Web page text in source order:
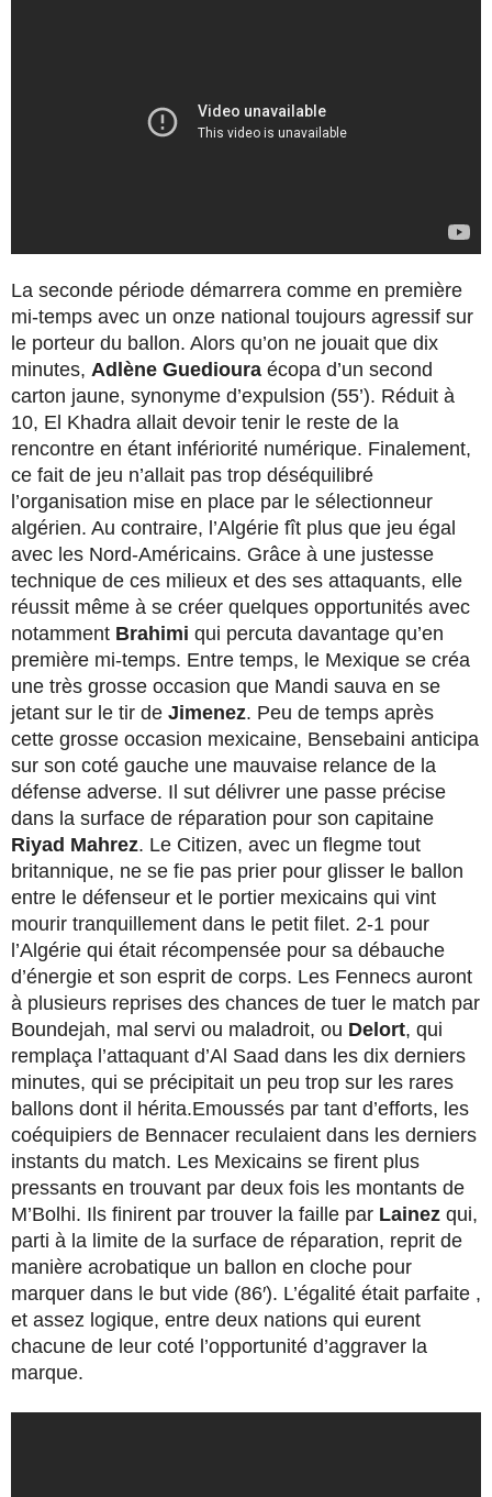
La seconde période démarrera comme en première
mi-temps avec un onze national toujours agressif sur
le porteur du ballon. Alors qu’on ne jouait que dix
minutes, Adlène Guedioura écopa d’un second
carton jaune, synonyme d’expulsion (55’). Réduit à
10, El Khadra allait devoir tenir le reste de la
rencontre en étant infériorité numérique. Finalement,
ce fait de jeu n’allait pas trop déséquilibré
l’organisation mise en place par le sélectionneur
algérien. Au contraire, l’Algérie fît plus que jeu égal
avec les Nord-Américains. Grâce à une justesse
technique de ces milieux et des ses attaquants, elle
réussit même à se créer quelques opportunités avec
notamment Brahimi qui percuta davantage qu’en
première mi-temps. Entre temps, le Mexique se créa
une très grosse occasion que Mandi sauva en se
jetant sur le tir de Jimenez. Peu de temps après
cette grosse occasion mexicaine, Bensebaini anticipa
sur son coté gauche une mauvaise relance de la
défense adverse. Il sut délivrer une passe précise
dans la surface de réparation pour son capitaine
Riyad Mahrez. Le Citizen, avec un flegme tout
britannique, ne se fie pas prier pour glisser le ballon
entre le défenseur et le portier mexicains qui vint
mourir tranquillement dans le petit filet. 2-1 pour
l’Algérie qui était récompensée pour sa débauche
d’énergie et son esprit de corps. Les Fennecs auront
à plusieurs reprises des chances de tuer le match par
Boundejah, mal servi ou maladroit, ou Delort, qui
remplaça l’attaquant d’Al Saad dans les dix derniers
minutes, qui se précipitait un peu trop sur les rares
ballons dont il hérita.Emoussés par tant d’efforts, les
coéquipiers de Bennacer reculaient dans les derniers
instants du match. Les Mexicains se firent plus
pressants en trouvant par deux fois les montants de
M’Bolhi. Ils finirent par trouver la faille par Lainez qui,
parti à la limite de la surface de réparation, reprit de
manière acrobatique un ballon en cloche pour
marquer dans le but vide (86′). L’égalité était parfaite ,
et assez logique, entre deux nations qui eurent
chacune de leur coté l’opportunité d’aggraver la
marque.